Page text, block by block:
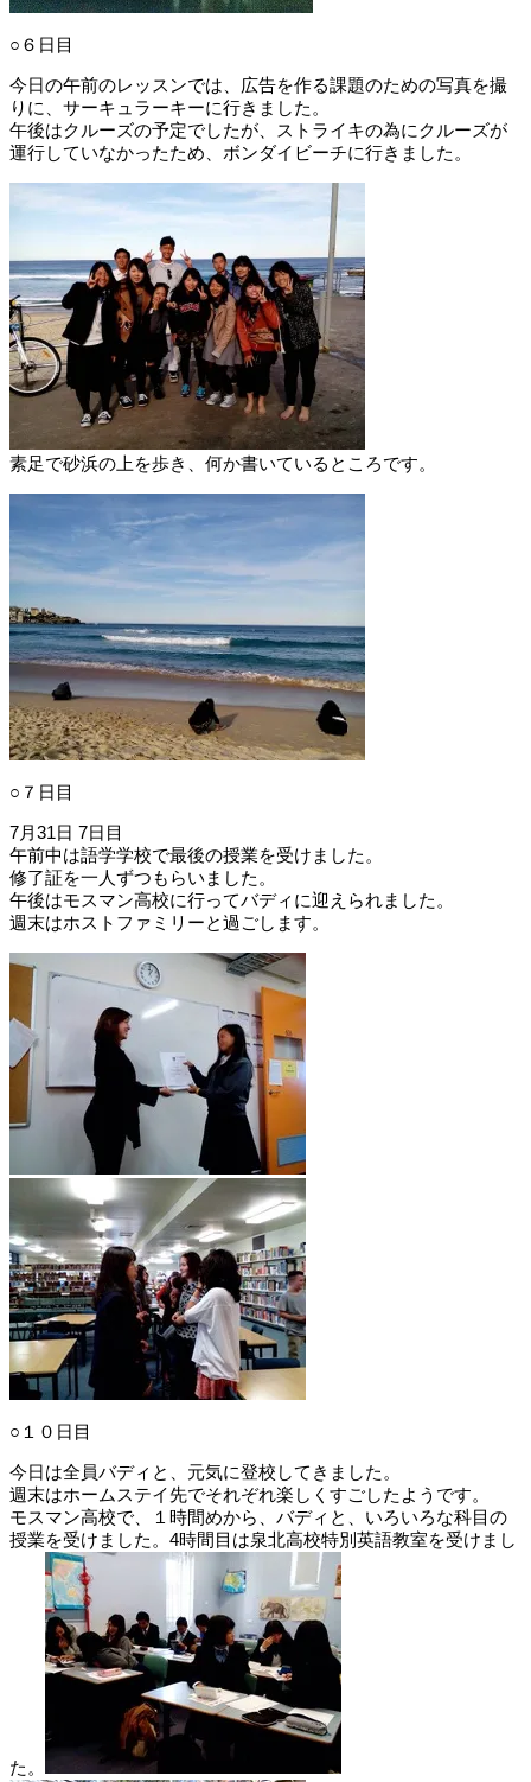
○６日目
今日の午前のレッスンでは、広告を作る課題のための写真を撮
りに、サーキュラーキーに行きました。
午後はクルーズの予定でしたが、ストライキの為にクルーズが
運行していなかったため、ボンダイビーチに行きました。
素足で砂浜の上を歩き、何か書いているところです。
○７日目
7月31日 7日目
午前中は語学学校で最後の授業を受けました。
修了証を一人ずつもらいました。
午後はモスマン高校に行ってバディに迎えられました。
週末はホストファミリーと過ごします。
○１０日目
今日は全員バディと、元気に登校してきました。
週末はホームステイ先でそれぞれ楽しくすごしたようです。
モスマン高校で、１時間めから、バディと、いろいろな科目の
授業を受けました。4時間目は泉北高校特別英語教室を受けまし
た。